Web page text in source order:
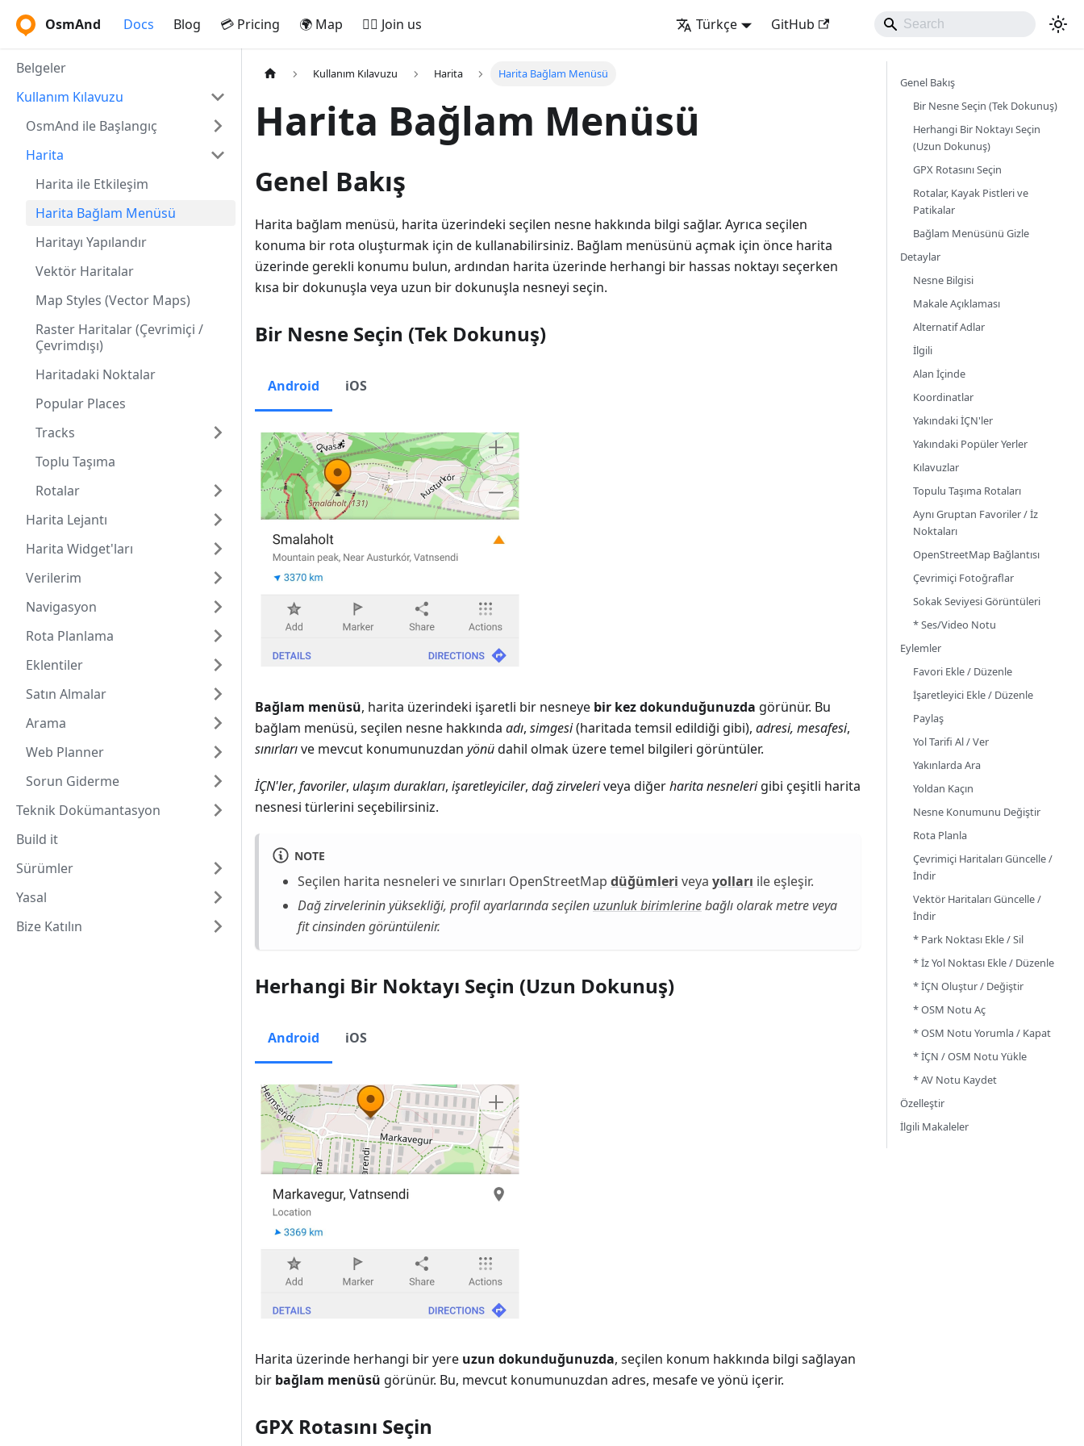
OsmAnd Docs Blog 💳 Pricing 🌍 Map 🚵‍♂️ Join us Türkçe GitHub
Belgeler
Kullanım Kılavuzu
OsmAnd ile Başlangıç
Harita
Harita ile Etkileşim
Harita Bağlam Menüsü
Haritayı Yapılandır
Vektör Haritalar
Map Styles (Vector Maps)
Raster Haritalar (Çevrimiçi /
Çevrimdışı)
Haritadaki Noktalar
Popular Places
Tracks
Toplu Taşıma
Rotalar
Harita Lejantı
Harita Widget'ları
Verilerim
Navigasyon
Rota Planlama
Eklentiler
Satın Almalar
Arama
Web Planner
Sorun Giderme
Teknik Dokümantasyon
Build it
Sürümler
Yasal
Bize Katılın
Kullanım Kılavuzu Harita Harita Bağlam Menüsü
Harita Bağlam Menüsü
Genel Bakış
Harita bağlam menüsü, harita üzerindeki seçilen nesne hakkında bilgi sağlar. Ayrıca seçilen
konuma bir rota oluşturmak için de kullanabilirsiniz. Bağlam menüsünü açmak için önce harita
üzerinde gerekli konumu bulun, ardından harita üzerinde herhangi bir hassas noktayı seçerken
kısa bir dokunuşla veya uzun bir dokunuşla nesneyi seçin.
Bir Nesne Seçin (Tek Dokunuş)
Android iOS
Bağlam menüsü, harita üzerindeki işaretli bir nesneye bir kez dokunduğunuzda görünür. Bu
bağlam menüsü, seçilen nesne hakkında adı, simgesi(haritada temsil edildiği gibi), adresi, mesafesi,
sınırlarıve mevcut konumunuzdan yönüdahil olmak üzere temel bilgileri görüntüler.
İÇN'ler, favoriler, ulaşım durakları, işaretleyiciler, dağ zirveleriveya diğerharita nesnelerigibi çeşitli harita
nesnesi türlerini seçebilirsiniz.
NOTE
Seçilen harita nesneleri ve sınırları OpenStreetMap düğümleri veya yolları ile eşleşir.
Dağ zirvelerinin yüksekliği, profil ayarlarında seçilen uzunluk birimlerinebağlı olarak metre veya
fit cinsinden görüntülenir.
Herhangi Bir Noktayı Seçin (Uzun Dokunuş)
Android iOS
Harita üzerinde herhangi bir yere uzun dokunduğunuzda, seçilen konum hakkında bilgi sağlayan
bir bağlam menüsü görünür. Bu, mevcut konumunuzdan adres, mesafe ve yönü içerir.
GPX Rotasını Seçin
Genel Bakış
Bir Nesne Seçin (Tek Dokunuş)
Herhangi Bir Noktayı Seçin
(Uzun Dokunuş)
GPX Rotasını Seçin
Rotalar, Kayak Pistleri ve
Patikalar
Bağlam Menüsünü Gizle
Detaylar
Nesne Bilgisi
Makale Açıklaması
Alternatif Adlar
İlgili
Alan İçinde
Koordinatlar
Yakındaki İÇN'ler
Yakındaki Popüler Yerler
Kılavuzlar
Topulu Taşıma Rotaları
Aynı Gruptan Favoriler / İz
Noktaları
OpenStreetMap Bağlantısı
Çevrimiçi Fotoğraflar
Sokak Seviyesi Görüntüleri
* Ses/Video Notu
Eylemler
Favori Ekle / Düzenle
İşaretleyici Ekle / Düzenle
Paylaş
Yol Tarifi Al / Ver
Yakınlarda Ara
Yoldan Kaçın
Nesne Konumunu Değiştir
Rota Planla
Çevrimiçi Haritaları Güncelle /
İndir
Vektör Haritaları Güncelle /
İndir
* Park Noktası Ekle / Sil
* İz Yol Noktası Ekle / Düzenle
* İÇN Oluştur / Değiştir
* OSM Notu Aç
* OSM Notu Yorumla / Kapat
* İÇN / OSM Notu Yükle
* AV Notu Kaydet
Özelleştir
İlgili Makaleler